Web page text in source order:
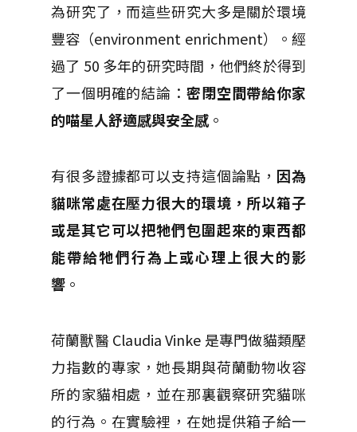
為研究了，而這些研究大多是關於環境
豐容（environment enrichment）。經
過了 50 多年的研究時間，他們終於得到
了一個明確的結論： 密閉空間帶給你家
的喵星人舒適感與安全感。
有很多證據都可以支持這個論點， 因為
貓咪常處在壓力很大的環境，所以箱子
或是其它可以把牠們包圍起來的東西都
能帶給牠們行為上或心理上很大的影
響 。
荷蘭獸醫 Claudia Vinke 是專門做貓類壓
力指數的專家，她長期與荷蘭動物收容
所的家貓相處，並在那裏觀察研究貓咪
的行為。在實驗裡，在她提供箱子給一